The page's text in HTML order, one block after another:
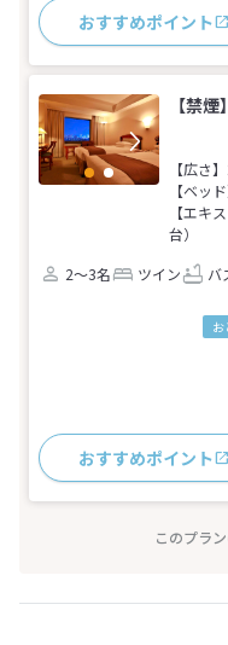
おすすめポイント
【禁
【広さ
【ベッ
【エキ
台）
2～3名
ツイン バ
お
おすすめポイント
このプラ